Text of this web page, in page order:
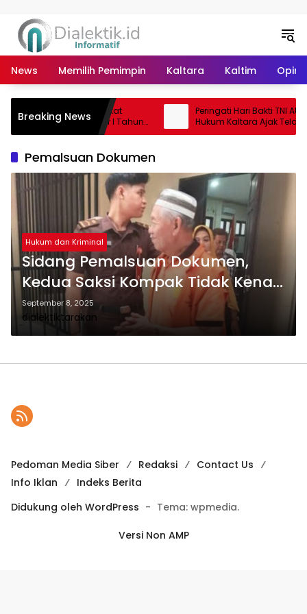
News Memilih Pemimpin Kaltara Kaltim Opini
Breaking News
Kepuasan Masyarakat
Bulungan Semester I Tahun
Nilai 86,03, Kategori Baik
Peringati Hari Bakti TNI AU
Hukum Kaltara Ajak
Para Pahlawan
Pemalsuan Dokumen
Hukum dan Kriminal
Sidang Pemalsuan Dokumen,
Kedua Saksi Kompak Tidak Kenal
Dengan Terdakwa H. Maksum
September 8, 2025
dialektiktarakan
Pedoman Media Siber Redaksi
Contact Us
Info Iklan
Indeks Berita
Didukung oleh WordPress - Tema: wpmedia.
Versi Non AMP